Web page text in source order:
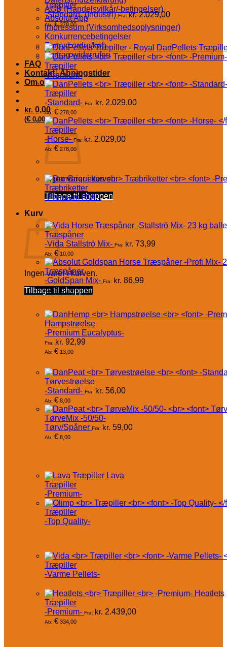
AGB (Handelsvilkår/-betingelser)
Absolut App
Impressum (Virksomhedsoplysninger)
Konkurrencebetingelser
Fortryd ordre/køb
Vertrag widerrufen
FAQ
Kontakt│Åbningstider
Om os
kr. 0,00
(€ 0,00)
Ingen varer i kurven.
Tilbage til shoppen
Kurv
Ingen varer i kurven.
Tilbage til shoppen
Træpiller
-Standard- (Industri)Fra: kr.2.029,00
Ab:€278,00
DanPellets
Træpiller
-Premium-
Træpiller
-Standard- Fra: kr. 2.029,00
Ab: € 278,00
Træpiller
-Horse-Fra: kr. 2.029,00
Ab: € 278,00
Træbriketter
-Premium RUF-
Træspåner
-Vida Stallströ Mix- Fra: kr. 73,99
Ab: € 10,00
Træspåner
-GoldSpan Mix- Fra: kr. 86,99
Ab:€ 12,00
Hampstrøelse
-Premium Eucalyptus-
Fra: kr. 92,99
Ab: € 13,00
Tørvestrøelse
-Standard- Fra: kr. 56,00
Ab: € 8,00
TørveMix -50/50-
Tørv/Spåner Fra: kr. 59,00
Ab: € 8,00
Lava
Træpiller
-Premium-
Træpiller
-Top Quality-
Træpiller
-Varme Pellets-
Heatlets
Træpiller
-Premium- Fra: kr. 2.439,00
Ab: € 334,00